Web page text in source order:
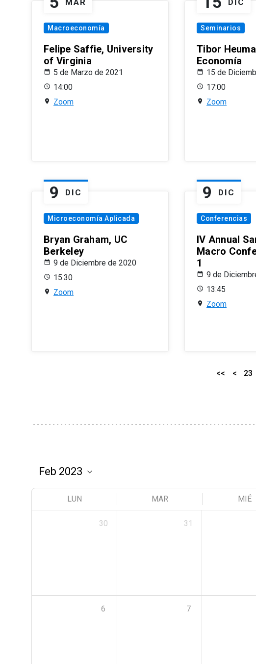
MAR
Macroeconomía
Felipe Saffie, University
of Virginia
5 de Marzo de 2021
14:00
Zoom
DIC
Seminarios
Tibor
Economía
15 de
17:00
Zoom
9 DIC
Microeconomía Aplicada
Bryan Graham, UC
Berkeley
9 de Diciembre de 2020
15:30
Zoom
9 DIC
Conferencias
IV Annual
Macro
1
9 de
13:45
Zoom
<< < 23
LUN MAR MIÉ
30 31
6 7